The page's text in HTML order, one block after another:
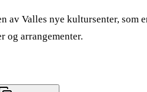
av Valles nye kultursenter,
og arrangementer.